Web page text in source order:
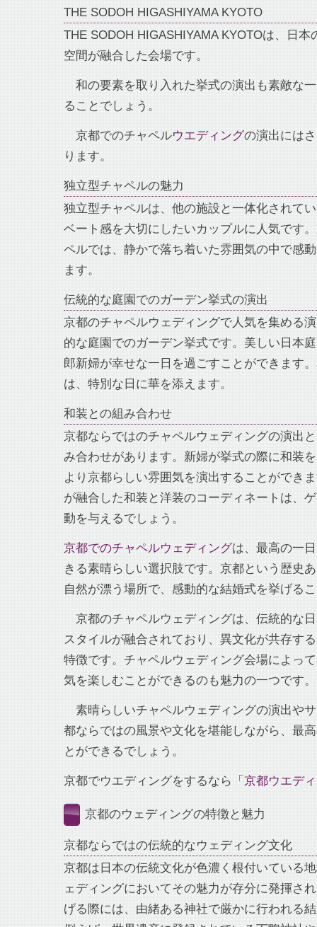
THE SODOH HIGASHIYAMA KYOTO
THE SODOH HIGASHIYAMA KYOTOは、日本
空間が融合した会場です。
和の要素を取り入れた挙式の演出も素敵な
ることでしょう。
京都でのチャペルウエディングの演出には
ります。
独立型チャペルの魅力
独立型チャペルは、他の施設と一体化されて
ベート感を大切にしたいカップルに人気です
ペルでは、静かで落ち着いた雰囲気の中で感
ます。
伝統的な庭園でのガーデン挙式の演出
京都のチャペルウェディングで人気を集める
的な庭園でのガーデン挙式です。美しい日本
郎新婦が幸せな一日を過ごすことができます
は、特別な日に華を添えます。
和装との組み合わせ
京都ならではのチャペルウェディングの演出
み合わせがあります。新婦が挙式の際に和装
より京都らしい雰囲気を演出することができ
が融合した和装と洋装のコーディネートは、
動を与えるでしょう。
京都でのチャペルウェディングは、最高の一
きる素晴らしい選択肢です。京都という歴史
自然が漂う場所で、感動的な結婚式を挙げる
京都のチャペルウェディングは、伝統的な
スタイルが融合されており、異文化が共存す
特徴です。チャペルウェディング会場によっ
気を楽しむことができるのも魅力の一つです。
素晴らしいチャペルウェディングの演出や
都ならではの風景や文化を堪能しながら、最
とができるでしょう。
京都でウエディングをするなら「 京都ウエデ
京都のウェディングの特徴と魅力
京都ならではの伝統的なウェディング文化
京都は日本の伝統文化が色濃く根付いている
ェディングにおいてその魅力が存分に発揮さ
げる際には、由緒ある神社で厳かに行われる